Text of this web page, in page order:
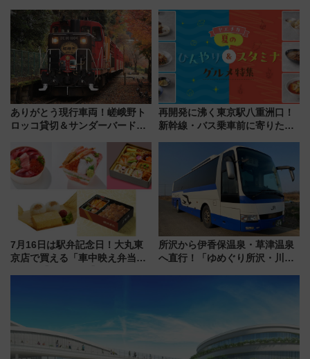
注目スポット
しまで
ありがとう現行車両！嵯峨野ト
ロッコ貸切＆サンダーバードレ
斉藤雪乃＆福原トシヒロと行
く！9月13日「京都の鉄道満喫
ツアー」開催
再開発に沸く東京駅八重洲口！
新幹線・バス乗車前に寄りたい
やり＆スタミナグルメ」6選【新
店舗も！】
7月16日は駅弁記念日！大丸東
京店で買える「車中映え弁当」
所沢から伊香保温泉・草津温泉
へ直行！「ゆめぐり所沢・川越